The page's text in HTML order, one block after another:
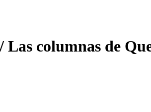
columnas de